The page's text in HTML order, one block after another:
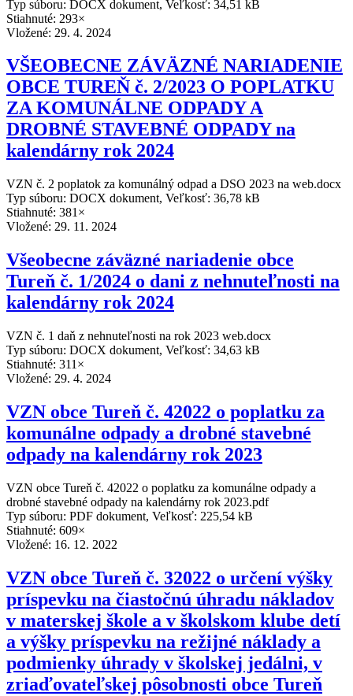
Typ súboru: DOCX dokument, Veľkosť: 34,51 kB
Stiahnuté: 293×
Vložené: 29. 4. 2024
VŠEOBECNE ZÁVÄZNÉ NARIADENIE
OBCE TUREŇ č. 2/2023 O POPLATKU
ZA KOMUNÁLNE ODPADY A
DROBNÉ STAVEBNÉ ODPADY na
kalendárny rok 2024
VZN č. 2 poplatok za komunálný odpad a DSO 2023 na web.docx
Typ súboru: DOCX dokument, Veľkosť: 36,78 kB
Stiahnuté: 381×
Vložené: 29. 11. 2024
Všeobecne záväzné nariadenie obce
Tureň č. 1/2024 o dani z nehnuteľnosti na
kalendárny rok 2024
VZN č. 1 daň z nehnuteľnosti na rok 2023 web.docx
Typ súboru: DOCX dokument, Veľkosť: 34,63 kB
Stiahnuté: 311×
Vložené: 29. 4. 2024
VZN obce Tureň č. 42022 o poplatku za
komunálne odpady a drobné stavebné
odpady na kalendárny rok 2023
VZN obce Tureň č. 42022 o poplatku za komunálne odpady a
drobné stavebné odpady na kalendárny rok 2023.pdf
Typ súboru: PDF dokument, Veľkosť: 225,54 kB
Stiahnuté: 609×
Vložené: 16. 12. 2022
VZN obce Tureň č. 32022 o určení výšky
príspevku na čiastočnú úhradu nákladov
v materskej škole a v školskom klube detí
a výšky príspevku na režijné náklady a
podmienky úhrady v školskej jedálni, v
zriaďovateľskej pôsobnosti obce Tureň